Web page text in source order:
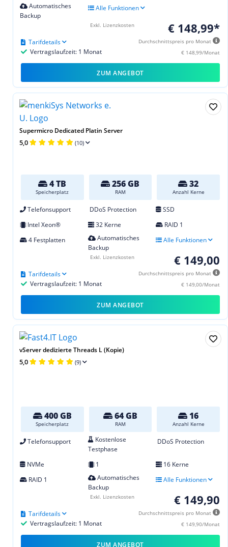
Automatisches
Backup
Alle Funktionen
€ 148,99*
Durchschnittspreis pro Monat
€ 148,99/Monat
Vertragslaufzeit: 1 Monat
Tarifdetails
Exkl. Lizenzkosten
ZUM ANGEBOT
Supermicro Dedicated Platin Server
5,0 (10)
4 TB
Speicherplatz
256 GB
RAM
32
Anzahl Kerne
Telefonsupport DDoS Protection
SSD
Intel Xeon®
32 Kerne
RAID 1
4 Festplatten
Automatisches
Backup
Alle Funktionen
€ 149,00
Durchschnittspreis pro Monat
€ 149,00/Monat
Vertragslaufzeit: 1 Monat
Tarifdetails
Exkl. Lizenzkosten
ZUM ANGEBOT
vServer dedizierte Threads L (Kopie)
5,0 (9)
400 GB
Speicherplatz
64 GB
RAM
16
Anzahl Kerne
Telefonsupport
Kostenlose
Testphase
DDoS Protection
NVMe 1
16 Kerne
RAID 1
Automatisches
Backup
Alle Funktionen
€ 149,90
Durchschnittspreis pro Monat
€ 149,90/Monat
Vertragslaufzeit: 1 Monat
Tarifdetails
Exkl. Lizenzkosten
ZUM ANGEBOT